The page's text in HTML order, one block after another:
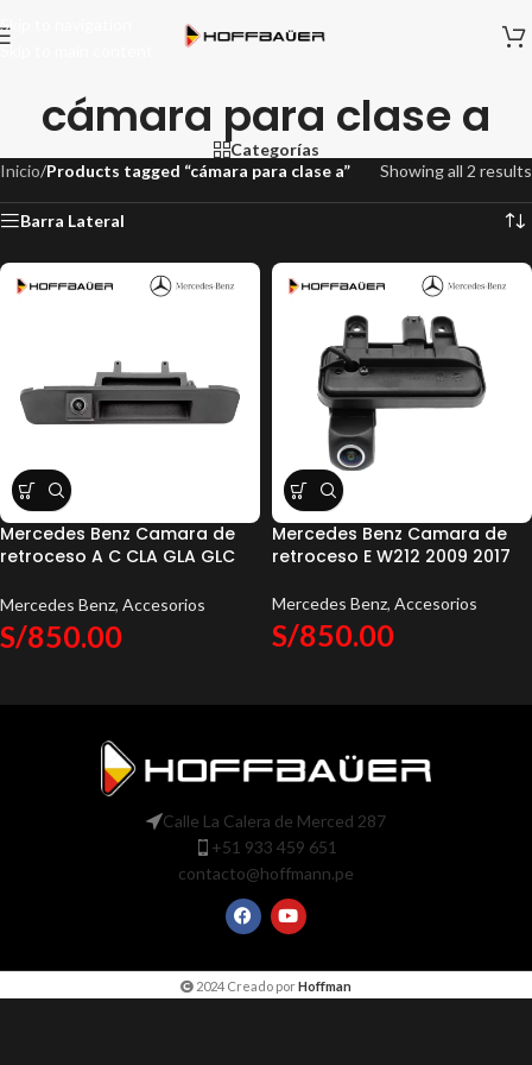
Skip to navigation
Skip to main content
cámara para clase a
Categorías
Inicio/Products tagged “cámara para clase a” Showing all 2 results
Barra Lateral
Mercedes Benz Camara de
retroceso A C CLA GLA GLC
Mercedes Benz, Accesorios
S/850.00
Mercedes Benz Camara de
retroceso E W212 2009 2017
Mercedes Benz, Accesorios
S/850.00
Calle La Calera de Merced 287
+51 933 459 651
contacto@hoffmann.pe
2024 Creado porHoffman